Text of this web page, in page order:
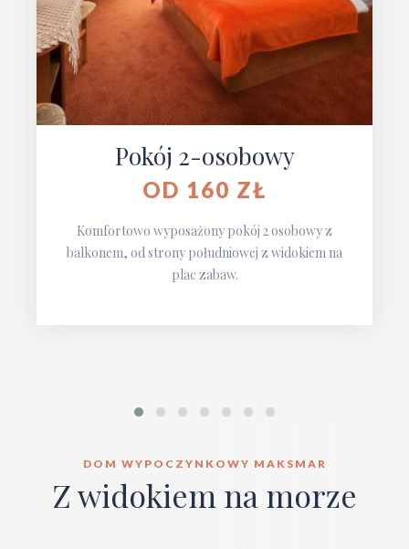
Pokój 2-osobowy
OD 160 ZŁ
Komfortowo wyposażony pokój 2 osobowy z
balkonem, od strony południowej z widokiem na
plac zabaw.
DOM WYPOCZYNKOWY MAKSMAR
Z widokiem na morze